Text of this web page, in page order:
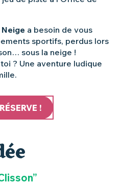
a besoin de vous
sportifs, perdus lors
sous la neige !
? Une aventure ludique
!